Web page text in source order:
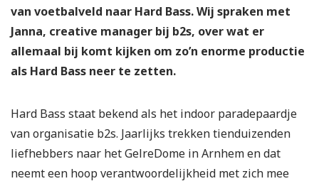
van voetbalveld naar Hard Bass. Wij spraken met
Janna, creative manager bij b2s, over wat er
allemaal bij komt kijken om zo’n enorme productie
als Hard Bass neer te zetten.
Hard Bass staat bekend als het indoor paradepaardje
van organisatie b2s. Jaarlijks trekken tienduizenden
liefhebbers naar het GelreDome in Arnhem en dat
neemt een hoop verantwoordelijkheid met zich mee